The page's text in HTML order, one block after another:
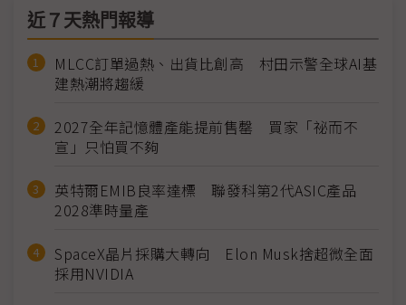
近７天熱門報導
MLCC訂單過熱、出貨比創高 村田示警全球AI基
建熱潮將趨緩
2027全年記憶體產能提前售罄 買家「祕而不
宣」只怕買不夠
英特爾EMIB良率達標 聯發科第2代ASIC產品
2028準時量產
SpaceX晶片採購大轉向 Elon Musk捨超微全面
採用NVIDIA